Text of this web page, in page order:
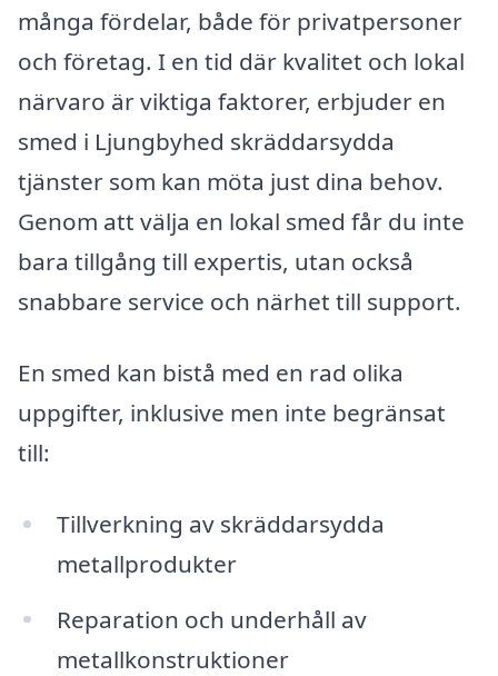
många fördelar, både för privatpersoner
och företag. I en tid där kvalitet och lokal
närvaro är viktiga faktorer, erbjuder en
smed i Ljungbyhed skräddarsydda
tjänster som kan möta just dina behov.
Genom att välja en lokal smed får du inte
bara tillgång till expertis, utan också
snabbare service och närhet till support.
En smed kan bistå med en rad olika
uppgifter, inklusive men inte begränsat
till:
Tillverkning av skräddarsydda
metallprodukter
Reparation och underhåll av
metallkonstruktioner